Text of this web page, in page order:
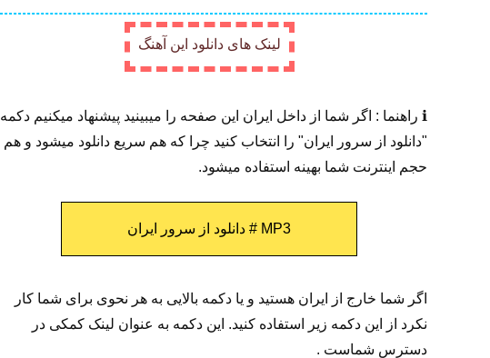
لینک های دانلود این آهنگ
ℹ️ راهنما : اگر شما از داخل ایران این صفحه را میبینید پیشنهاد میکنیم دکمه
"دانلود از سرور ایران" را انتخاب کنید چرا که هم سریع دانلود میشود و هم
حجم اینترنت شما بهینه استفاده میشود.
MP3 # دانلود از سرور ایران
اگر شما خارج از ایران هستید و یا دکمه بالایی به هر نحوی برای شما کار
نکرد از این دکمه زیر استفاده کنید. این دکمه به عنوان لینک کمکی در
دسترس شماست .